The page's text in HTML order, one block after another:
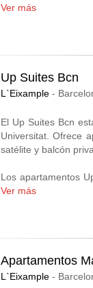
de limpieza
Calm Apartments
son perfectos para
corazón de la
atención telefónica
muy bien
lugares que no
colmada de
Ver más
Up Suites Bcn
L`Eixample-
El Up Suites Bcn
Universitat. Ofrece
satélite y balcón
Los apartamentos
de pino. Incluyen
Ver más
Apartamentos
L`Eixample-